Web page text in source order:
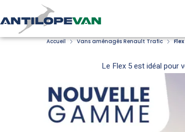
Accueil Vans aménagés Renault Trafic
Le Flex 5 est idéal pour